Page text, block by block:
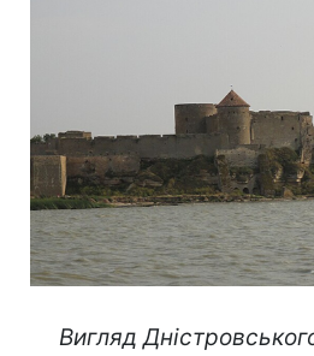
Вигляд